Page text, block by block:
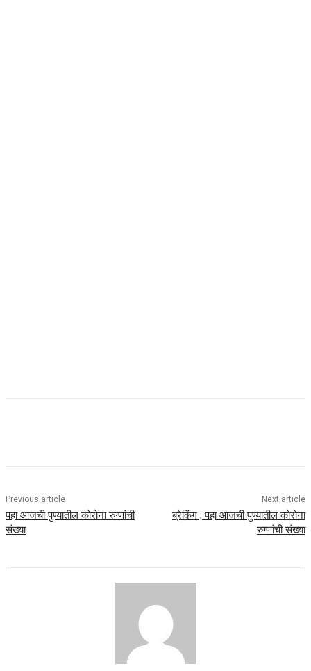
Previous article
पहा आजची पुण्यातील कोरोना रुग्णांची
संख्या
Next article
ब्रेकिंग ; पहा आजची पुण्यातील कोरोना
रुग्णांची संख्या